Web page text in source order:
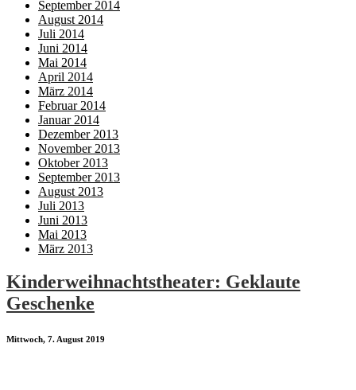
September 2014
August 2014
Juli 2014
Juni 2014
Mai 2014
April 2014
März 2014
Februar 2014
Januar 2014
Dezember 2013
November 2013
Oktober 2013
September 2013
August 2013
Juli 2013
Juni 2013
Mai 2013
März 2013
Kinderweihnachtstheater: Geklaute
Geschenke
Mittwoch, 7. August 2019